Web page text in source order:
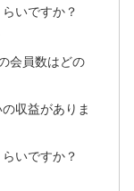
いですか？
会員数はどの
収益がありま
いですか？